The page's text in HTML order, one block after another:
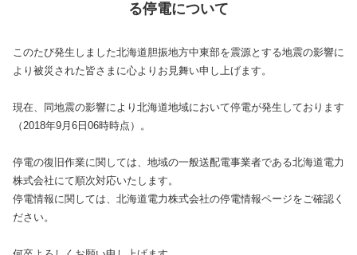
る停電について
このたび発生しました北海道胆振地方中東部を震源とする地震の影響に
より被災された皆さまに心よりお見舞い申し上げます。
現在、同地震の影響により北海道地域において停電が発生しております
（2018年9月6日06時時点）。
停電の復旧作業に関しては、地域の一般送配電事業者である北海道電力
株式会社にて順次対応いたします。
停電情報に関しては、北海道電力株式会社の停電情報ページをご確認く
ださい。